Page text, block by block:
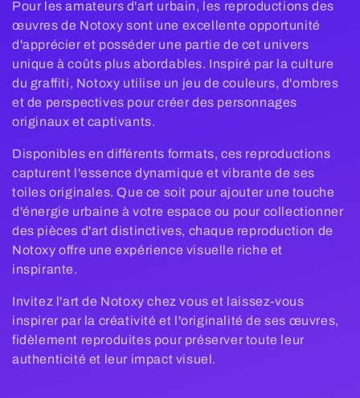
l
e
c
t
i
o
n
:
Pour les amateurs d'art urbain, les reproductions des
œuvres de Notoxy sont une excellente opportunité
d'apprécier et posséder une partie de cet univers
unique à coûts plus abordables. Inspiré par la culture
du graffiti, Notoxy utilise un jeu de couleurs, d'ombres
et de perspectives pour créer des personnages
originaux et captivants.
Disponibles en différents formats, ces reproductions
capturent l'essence dynamique et vibrante de ses
toiles originales. Que ce soit pour ajouter une touche
d'énergie urbaine à votre espace ou pour collectionner
des pièces d'art distinctives, chaque reproduction de
Notoxy offre une expérience visuelle riche et
inspirante.
Invitez l'art de Notoxy chez vous et laissez-vous
inspirer par la créativité et l'originalité de ses œuvres,
fidèlement reproduites pour préserver toute leur
authenticité et leur impact visuel.